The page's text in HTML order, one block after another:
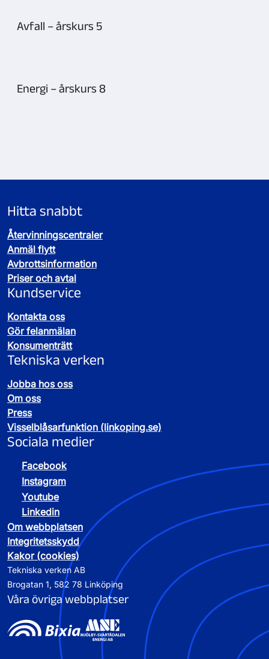
Avfall – årskurs 5
Energi – årskurs 8
4
Hitta snabbt
Återvinningscentraler
Anmäl flytt
Avbrottsinformation
Priser och avtal
Kundservice
Kontakta oss
Gör felanmälan
Konsumenträtt
Tekniska verken
Jobba hos oss
Om oss
Press
Visselblåsarfunktion (linkoping.se)
Sociala medier
Facebook
Instagram
Youtube
Linkedin
Om webbplatsen
Integritetsskydd
Kakor (cookies)
Tekniska verken AB
Brogatan 1, 582 78 Linköping
Våra övriga webbplatser